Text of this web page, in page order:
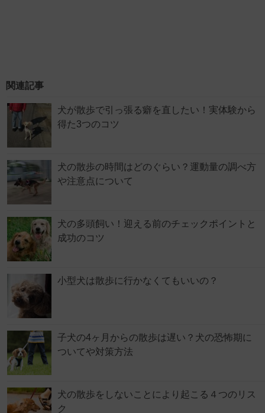
関連記事
犬が散歩で引っ張る癖を直したい！実体験から
得た3つのコツ
犬の散歩の時間はどのぐらい？運動量の調べ方
や注意点について
犬の多頭飼い！迎える前のチェックポイントと
成功のコツ
小型犬は散歩に行かなくてもいいの？
子犬の4ヶ月からの散歩は遅い？犬の恐怖期に
ついてや対策方法
犬の散歩をしないことにより起こる４つのリス
ク